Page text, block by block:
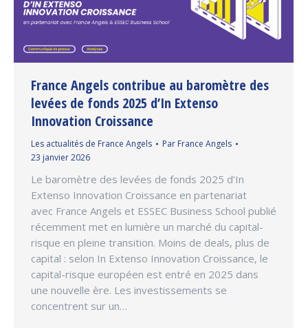
France Angels contribue au baromètre des
levées de fonds 2025 d’In Extenso
Innovation Croissance
Les actualités de France Angels Par France Angels
23 janvier 2026
Le baromètre des levées de fonds 2025 d’In
Extenso Innovation Croissance en partenariat
avec France Angels et ESSEC Business School publié
récemment met en lumière un marché du capital-
risque en pleine transition. Moins de deals, plus de
capital : selon In Extenso Innovation Croissance, le
capital-risque européen est entré en 2025 dans
une nouvelle ère. Les investissements se
concentrent sur un…